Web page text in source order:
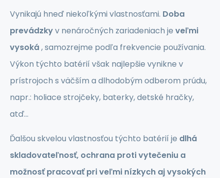
Vynikajú hneď niekoľkými vlastnosťami. Doba
prevádzkyv nenáročných zariadeniach je veľmi
vysoká, samozrejme podľa frekvencie používania.
Výkon týchto batérií však najlepšie vynikne v
prístrojoch s väčším a dlhodobým odberom prúdu,
napr.: holiace strojčeky, baterky, detské hračky,
atď…
Ďalšou skvelou vlastnosťou týchto batérií je dlhá
skladovateľnosť, ochrana proti vytečeniu a
možnosť pracovať pri veľmi nízkych aj vysokých